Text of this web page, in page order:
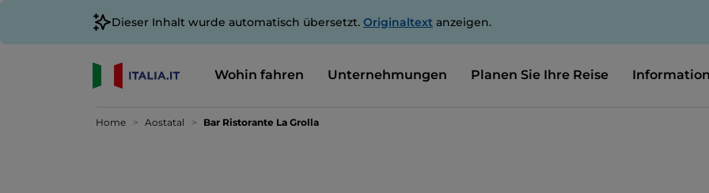
Dieser Inhalt wurde automatisch übersetzt. Originaltext anzeigen.
Wohin fahren Unternehmungen Planen Sie Ihre Reise
Home Aostatal Bar Ristorante La Grolla